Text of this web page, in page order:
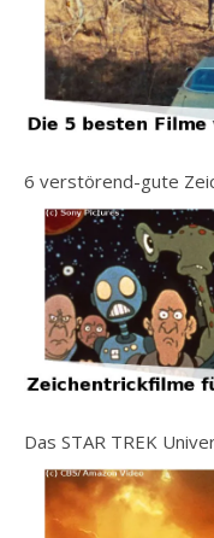
6 verstörend-gute
Das STAR TREK